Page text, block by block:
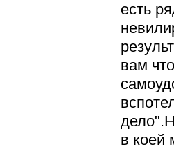
есть
вам
в коей